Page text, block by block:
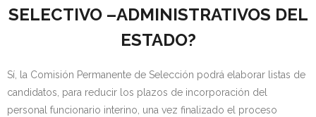
SELECTIVO –ADMINISTRATIVOS DEL
ESTADO?
Sí, la Comisión Permanente de Selección podrá elaborar listas de
candidatos, para reducir los plazos de incorporación del
personal funcionario interino, una vez finalizado el proceso